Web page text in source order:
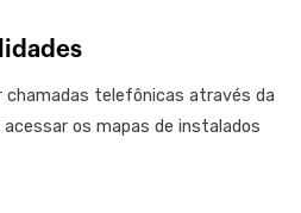
telefônicas através da
os mapas de instalados